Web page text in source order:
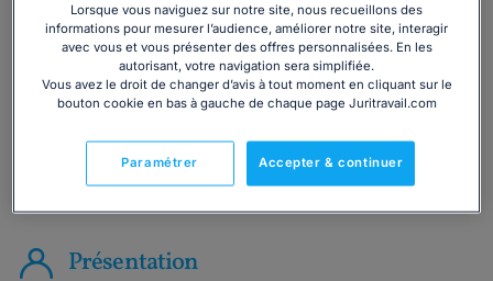
Consulter immédiatement
ou appelez le01 75 75 42 33(8h à 21h du lundi au
Présentation
Lorsque vous naviguez sur notre site, nous recueillons des
informations pour mesurer l’audience, améliorer notre site, interagir
avec vous et vous présenter des offres personnalisées. En les
autorisant, votre navigation sera simplifiée.
Vous avez le droit de changer d’avis à tout moment en cliquant sur le
bouton cookie en bas à gauche de chaque page Juritravail.com
Accepter & continuer
Paramétrer